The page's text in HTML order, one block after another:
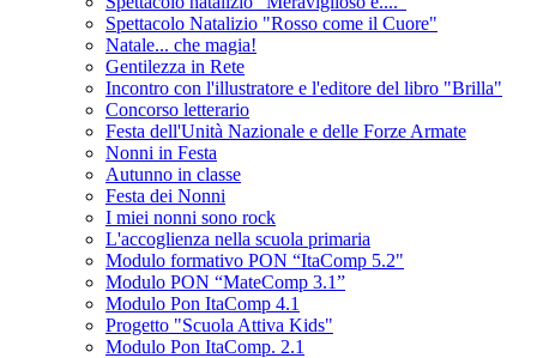
Spettacolo Natalizio "Rosso come il Cuore"
Natale... che magia!
Gentilezza in Rete
Incontro con l'illustratore e l'editore del libro "Brilla"
Concorso letterario
Festa dell'Unità Nazionale e delle Forze Armate
Nonni in Festa
Autunno in classe
Festa dei Nonni
I miei nonni sono rock
L'accoglienza nella scuola primaria
Modulo formativo PON “ItaComp 5.2"
Modulo PON “MateComp 3.1”
Modulo Pon ItaComp 4.1
Progetto "Scuola Attiva Kids"
Modulo Pon ItaComp. 2.1